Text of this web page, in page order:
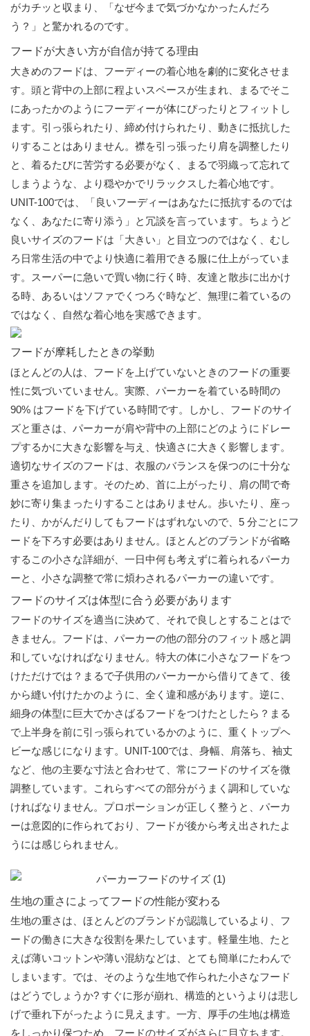
がカチッと収まり、「なぜ今まで気づかなかったんだろ
う？」と驚かれるのです。
フードが大きい方が自信が持てる理由
大きめのフードは、フーディーの着心地を劇的に変化させま
す。頭と背中の上部に程よいスペースが生まれ、まるでそこ
にあったかのようにフーディーが体にぴったりとフィットし
ます。引っ張られたり、締め付けられたり、動きに抵抗した
りすることはありません。襟を引っ張ったり肩を調整したり
と、着るたびに苦労する必要がなく、まるで羽織って忘れて
しまうような、より穏やかでリラックスした着心地です。
UNIT-100では、「良いフーディーはあなたに抵抗するのでは
なく、あなたに寄り添う」と冗談を言っています。ちょうど
良いサイズのフードは「大きい」と目立つのではなく、むし
ろ日常生活の中でより快適に着用できる服に仕上がっていま
す。スーパーに急いで買い物に行く時、友達と散歩に出かけ
る時、あるいはソファでくつろぐ時など、無理に着ているの
ではなく、自然な着心地を実感できます。
フードが摩耗したときの挙動
ほとんどの人は、フードを上げていないときのフードの重要
性に気づいていません。実際、パーカーを着ている時間の
90% はフードを下げている時間です。しかし、フードのサイ
ズと重さは、パーカーが肩や背中の上部にどのようにドレー
プするかに大きな影響を与え、快適さに大きく影響します。
適切なサイズのフードは、衣服のバランスを保つのに十分な
重さを追加します。そのため、首に上がったり、肩の間で奇
妙に寄り集まったりすることはありません。歩いたり、座っ
たり、かがんだりしてもフードはずれないので、5 分ごとにフ
ードを下ろす必要はありません。ほとんどのブランドが省略
するこの小さな詳細が、一日中何も考えずに着られるパーカ
ーと、小さな調整で常に煩わされるパーカーの違いです。
フードのサイズは体型に合う必要があります
フードのサイズを適当に決めて、それで良しとすることはで
きません。フードは、パーカーの他の部分のフィット感と調
和していなければなりません。特大の体に小さなフードをつ
けただけでは？まるで子供用のパーカーから借りてきて、後
から縫い付けたかのように、全く違和感があります。逆に、
細身の体型に巨大でかさばるフードをつけたとしたら？まる
で上半身を前に引っ張られているかのように、重くトップヘ
ビーな感じになります。UNIT-100では、身幅、肩落ち、袖丈
など、他の主要な寸法と合わせて、常にフードのサイズを微
調整しています。これらすべての部分がうまく調和していな
ければなりません。プロポーションが正しく整うと、パーカ
ーは意図的に作られており、フードが後から考え出されたよ
うには感じられません。
生地の重さによってフードの性能が変わる
生地の重さは、ほとんどのブランドが認識しているより、フ
ードの働きに大きな役割を果たしています。軽量生地、たと
えば薄いコットンや薄い混紡などは、とても簡単にたわんで
しまいます。では、そのような生地で作られた小さなフード
はどうでしょうか? すぐに形が崩れ、構造的というよりは悲し
げで垂れ下がったように見えます。一方、厚手の生地は構造
をしっかり保つため、フードのサイズがさらに目立ちます。